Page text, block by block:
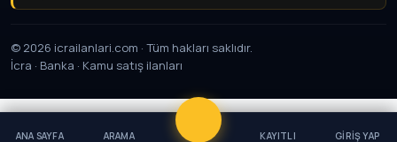
© 2026 icrailanlari.com · Tüm hakları saklıdır.
İcra · Banka · Kamu satış ilanları